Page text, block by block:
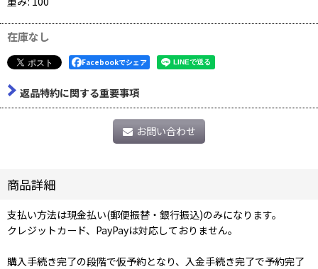
在庫なし
Facebookでシェア
返品特約に関する重要事項
お問い合わせ
商品詳細
支払い方法は現金払い(郵便振替・銀行振込)のみになります。
クレジットカード、PayPayは対応しておりません。
購入手続き完了の段階で仮予約となり、入金手続き完了で予約完了